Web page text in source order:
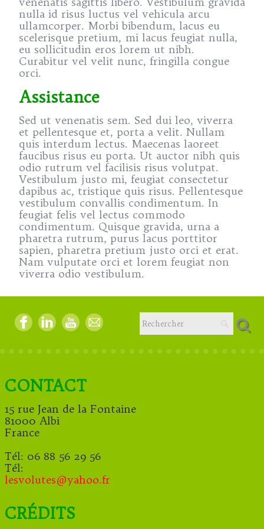
nulla id risus luctus vel vehicula arcu
ullamcorper. Morbi bibendum, lacus eu
scelerisque pretium, mi lacus feugiat nulla,
eu sollicitudin eros lorem ut nibh.
Curabitur vel velit nunc, fringilla congue
orci.
Assistance
Sed ut venenatis sem. Sed dui leo, viverra
et pellentesque et, porta a velit. Nullam
quis interdum lectus. Maecenas laoreet
faucibus risus eu porta. Ut auctor nibh quis
odio rutrum vel facilisis risus volutpat.
Vestibulum justo mi, feugiat consectetur
dapibus ac, tristique quis risus. Pellentesque
vestibulum convallis condimentum. In
feugiat felis vel lectus commodo
condimentum. Quisque gravida, urna a
pharetra rutrum, purus lacus porttitor
sapien, pharetra pretium justo orci et erat.
Nam vulputate orci et lorem feugiat non
viverra odio vestibulum.
CONTACT
15 rue Jean de la Fontaine
81000 Albi
France
Tél: 06 88 56 29 56
Tél:
lesvolutes@yahoo.fr
CRÉDITS